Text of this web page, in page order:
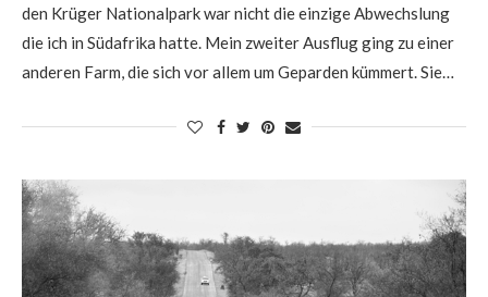
den Krüger Nationalpark war nicht die einzige Abwechslung
die ich in Südafrika hatte. Mein zweiter Ausflug ging zu einer
anderen Farm, die sich vor allem um Geparden kümmert. Sie…